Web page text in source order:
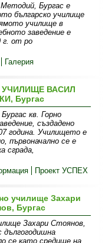
Бургас е
българско училище
училище в
заведение е
г. от ро
Галерия
ВАСИЛ
Бургас
кв. Горно
създадено
година. Училището е
първоначално се е
сграда,
Проект УСПЕХ
училище Захари
Бургас
Захари Стоянов,
дългогодишна
се като средище на